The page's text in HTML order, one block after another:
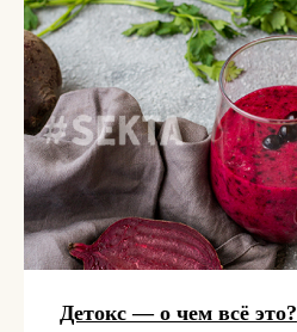
Детокс — о чем всё это?